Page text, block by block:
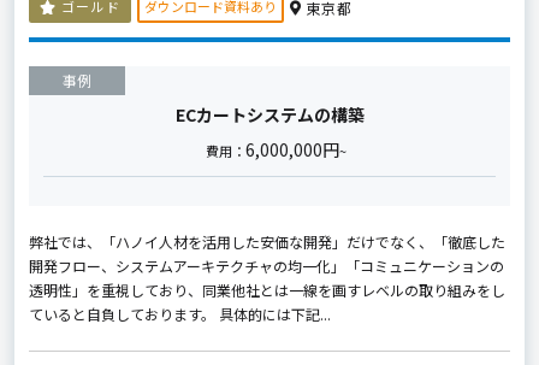
ゴールド ダウンロード資料あり 東京都
事例
ECカートシステムの構築
費用： 6,000,000円~
弊社では、「ハノイ人材を活用した安価な開発」だけでなく、「徹底した
開発フロー、システムアーキテクチャの均一化」「コミュニケーションの
透明性」を重視しており、同業他社とは一線を画すレベルの取り組みをし
ていると自負しております。 具体的には下記...